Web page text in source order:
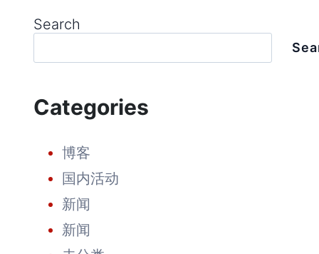
彭
能
源
经
2023
年
第
季
TIER
1
Search
Categories
博客
国内活动
新闻
新闻